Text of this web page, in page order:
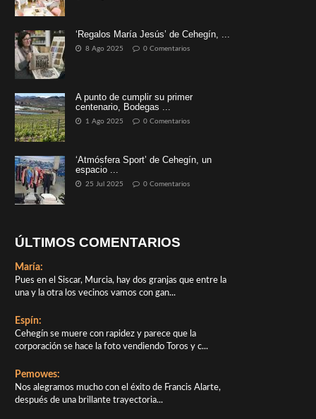
‘Regalos María Jesús’ de Cehegín, ...
8 Ago 2025 0 Comentarios
A punto de cumplir su primer
centenario, Bodegas ...
1 Ago 2025 0 Comentarios
‘Atmósfera Sport’ de Cehegín, un
espacio ...
25 Jul 2025 0 Comentarios
ÚLTIMOS COMENTARIOS
María:
Pues en el Siscar, Murcia, hay dos granjas que entre la
una y la otra los vecinos vamos con gan...
Espín:
Cehegín se muere con rapidez y parece que la
corporación se hace la foto vendiendo Toros y c...
Pemowes:
Nos alegramos mucho con el éxito de Francis Alarte,
después de una brillante trayectoria...